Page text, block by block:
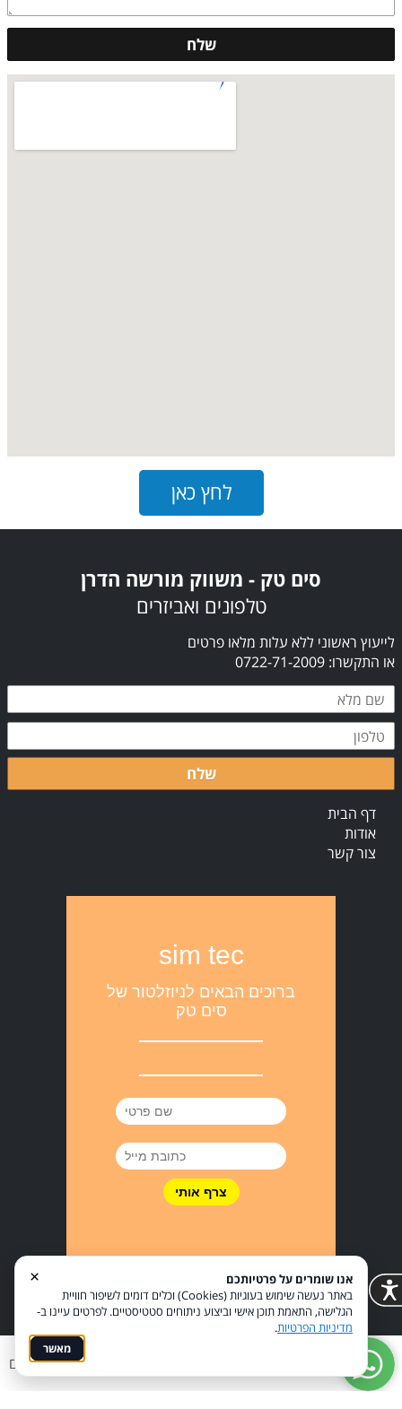
שלח
לחץ כאן
סים טק - משווק מורשה הדרן
טלפונים ואביזרים
לייעוץ ראשוני ללא עלות מלאו פרטים
או התקשרו: 0722-71-2009
שלח
דף הבית
אודות
צור קשר
sim tec
ברוכים הבאים לניוזלטור של
סים טק
מדיניות פרטיות Coi בניית אתרים
×
אנו שומרים על פרטיותכם
באתר נעשה שימוש בעוגיות (Cookies) וכלים דומים לשיפור חוויית
הגלישה, התאמת תוכן אישי וביצוע ניתוחים סטטיסטיים. לפרטים עיינו ב-
מדיניות הפרטיות.
מאשר